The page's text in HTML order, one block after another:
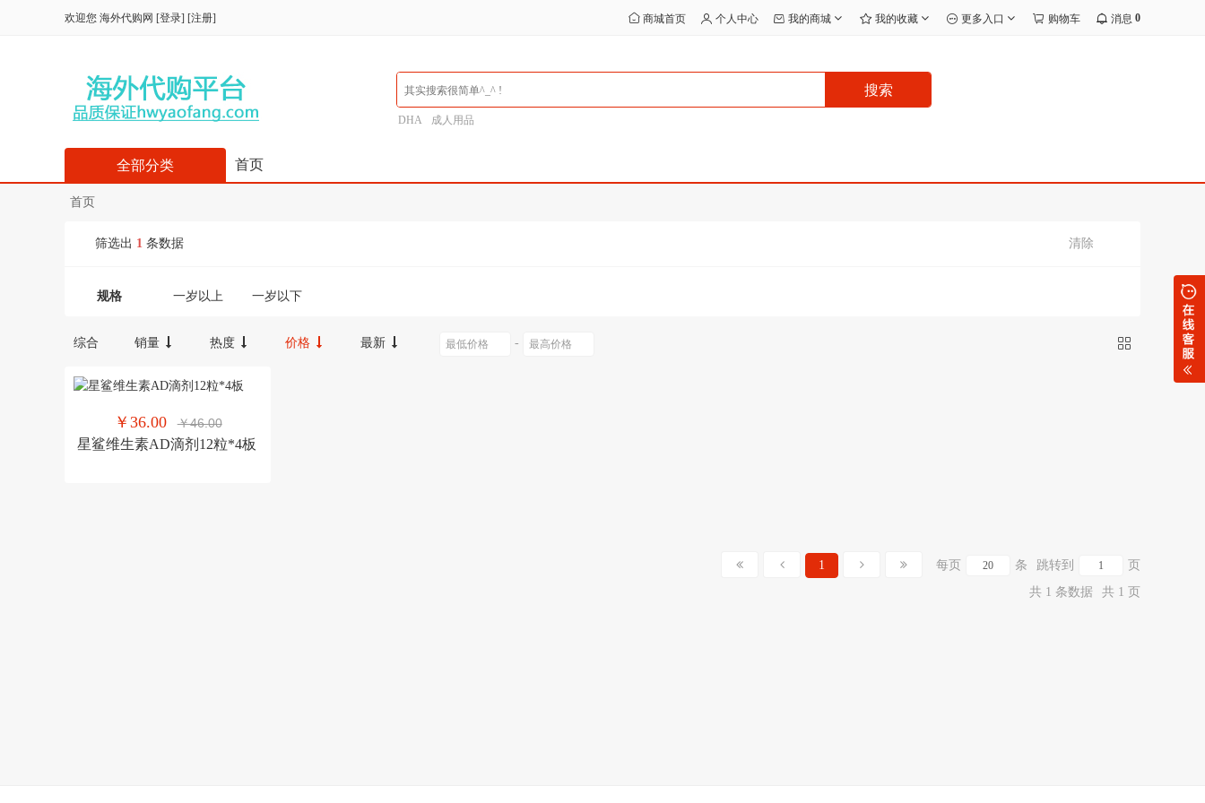
欢迎您 海外代购网 [登录] [注册] 商城首页 个人中心 我的商城 我的收藏 更多入口 购物车 消息 0
搜索
DHA 成人用品
首页
全部分类
首页
筛选出 1 条数据 清除
规格 一岁以上 一岁以下
综合 销量 热度 价格 最新 -
￥36.00 ￥46.00
星鲨维生素AD滴剂12粒*4板
1 每页 条 跳转到
页
共 1 条数据
共 1 页